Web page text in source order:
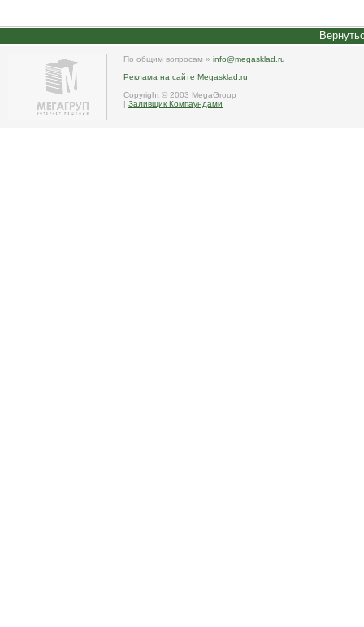
По общим вопросам » info@megasklad.ru
Реклама на сайте Megasklad.ru
Copyright © 2003 MegaGroup
| Заливщик Компаундами